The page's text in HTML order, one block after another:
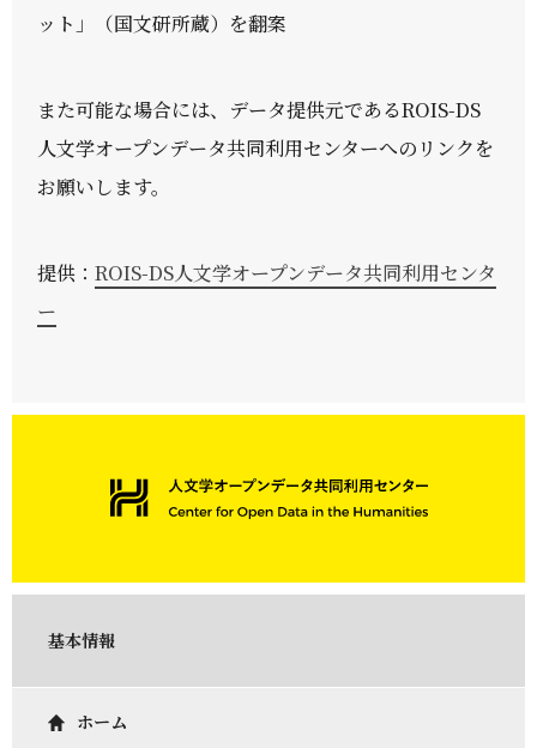
ット」（国文研所蔵）を翻案
また可能な場合には、データ提供元であるROIS-DS
人文学オープンデータ共同利用センターへのリンクを
お願いします。
提供：ROIS-DS人文学オープンデータ共同利用センタ
ー
基本情報
ホーム